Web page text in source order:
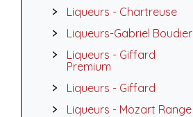
Liqueurs - Chartreuse
Liqueurs-Gabriel Boudier
Liqueurs - Giffard
Premium
Liqueurs - Giffard
Liqueurs - Mozart Range